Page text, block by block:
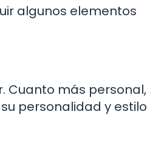
algunos elementos
Cuanto más personal,
personalidad y estilo